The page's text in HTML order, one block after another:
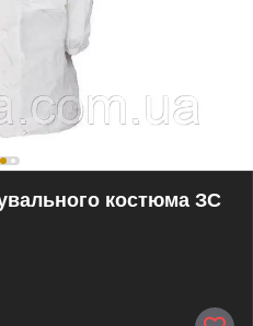
костюма ЗС